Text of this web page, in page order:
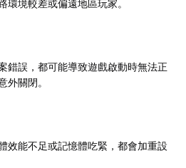
環境較差或偏遠地區玩家。
錯誤，都可能導致遊戲啟動時無法正
外關閉。
效能不足或記憶體吃緊，都會加重設